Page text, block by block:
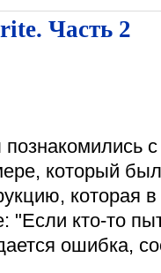
Часть 2
который
которая
"Если кто-то
ошибка,